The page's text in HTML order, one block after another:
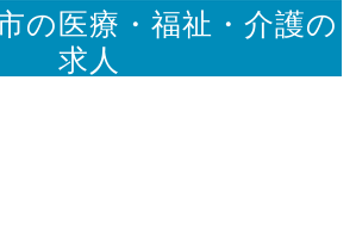
の医療・福祉・介護の
求人